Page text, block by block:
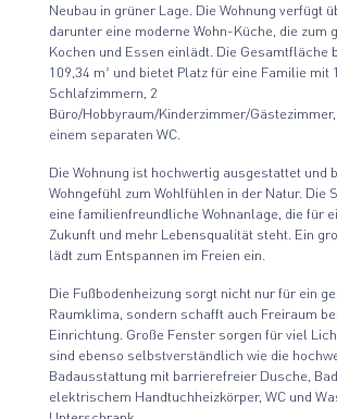
Neubau in grüner Lage. Die Wohnung verfügt
darunter eine moderne Wohn-Küche, die zum
Kochen und Essen einlädt. Die Gesamtfläche
109,34 m² und bietet Platz für eine Familie mit 1
Schlafzimmern, 2
Büro/Hobbyraum/Kinderzimmer/
einem separaten WC.
Die Wohnung ist hochwertig ausgestattet und
Wohngefühl zum Wohlfühlen in der Natur. Die
eine familienfreundliche Wohnanlage, die für
Zukunft und mehr Lebensqualität steht. Ein
lädt zum Entspannen im Freien ein.
Die Fußbodenheizung sorgt nicht nur für ein
Raumklima, sondern schafft auch Freiraum
Einrichtung. Große Fenster sorgen für viel
sind ebenso selbstverständlich wie die
Badausstattung mit barrierefreier Dusche,
elektrischem Handtuchheizkörper, WC und